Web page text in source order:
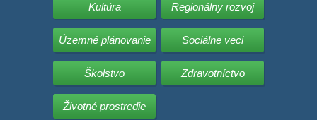
Kultúra Regionálny rozvoj
Územné plánovanie Sociálne veci
Školstvo Zdravotníctvo
Životné prostredie